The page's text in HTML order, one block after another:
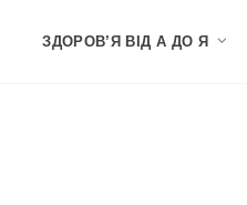
ЗДОРОВ’Я ВІД А ДО Я